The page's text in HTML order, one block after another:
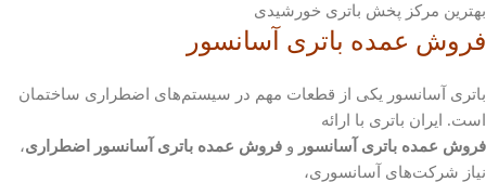
بهترین مرکز پخش باتری خورشیدی
فروش عمده باتری آسانسور
باتری آسانسور یکی از قطعات مهم در سیستم‌های اضطراری ساختمان
است. ایران باتری با ارائه
فروش عمده باتری آسانسور و فروش عمده باتری آسانسور اضطراری،
نیاز شرکت‌های آسانسوری،